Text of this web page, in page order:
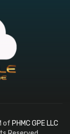
of PHMC GPE LLC